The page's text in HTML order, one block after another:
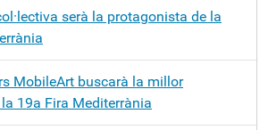
serà la protagonista de la
MobileArt buscarà la millor
19a Fira Mediterrània